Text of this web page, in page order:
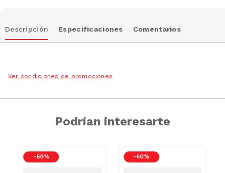
Descripción Especificaciones Comentarios
Ver condiciones de promociones
Podrían interesarte
-60 % -60 %